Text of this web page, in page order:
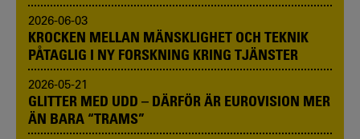
2026-06-03
KROCKEN MELLAN MÄNSKLIGHET OCH TEKNIK
PÅTAGLIG I NY FORSKNING KRING TJÄNSTER
2026-05-21
GLITTER MED UDD – DÄRFÖR ÄR EUROVISION MER
ÄN BARA “TRAMS”